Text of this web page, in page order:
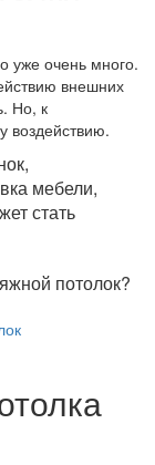
уже очень много.
внешних
Но, к
воздействию.
мебели,
стать
потолок?